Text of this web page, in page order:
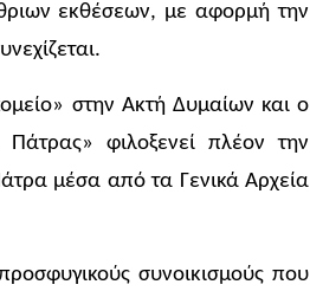
εκθέσεων, με αφορμή την
στην Ακτή Δυμαίων και ο
φιλοξενεί πλέον την
μέσα από τα Γενικά Αρχεία
συνοικισμούς που